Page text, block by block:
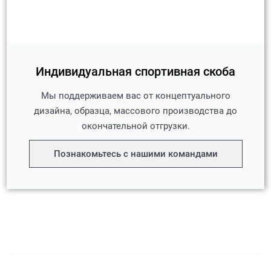
Индивидуальная спортивная скоба
Мы поддерживаем вас от концептуального
дизайна, образца, массового производства до
окончательной отгрузки.
Познакомьтесь с нашими командами